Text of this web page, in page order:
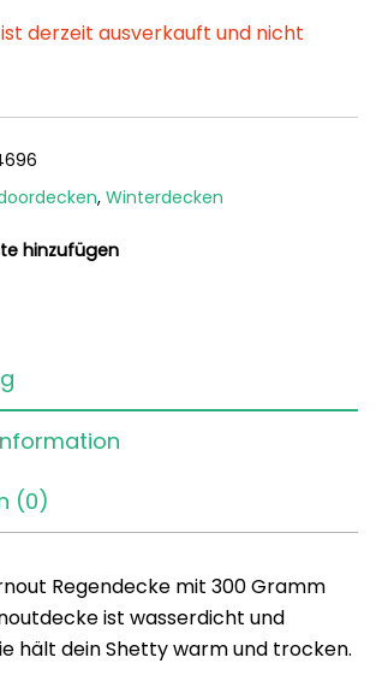
derzeit ausverkauft und nicht
, Winterdecken
hinzufügen
(0)
Regendecke mit 300 Gramm
ist wasserdicht und
hält dein Shetty warm und trocken.